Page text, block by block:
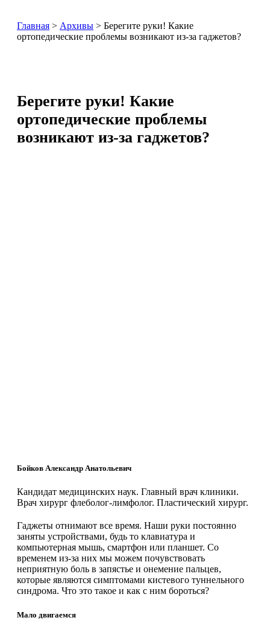
Главная > Архивы > Берегите руки! Какие
ортопедические проблемы возникают из-за гаджетов?
Берегите руки! Какие
ортопедические проблемы
возникают из-за гаджетов?
Бойков Александр Анатольевич
Кандидат медицинских наук. Главный врач клиники.
Врач хирург флеболог-лимфолог. Пластический хирург.
Гаджеты отнимают все время. Наши руки постоянно
заняты устройствами, будь то клавиатура и
компьютерная мышь, смартфон или планшет. Со
временем из-за них мы можем почувствовать
неприятную боль в запястье и онемение пальцев,
которые являются симптомами кистевого туннельного
синдрома. Что это такое и как с ним бороться?
Мало двигаемся